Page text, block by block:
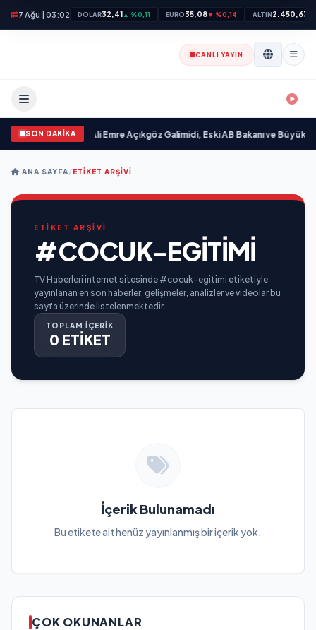
7 Ağu | 03:02 DOLAR32,41▲ %0,11 EURO35,08▼ %0,14 ALTIN2.450,63
CANLI YAYIN
SON DAKİKA
“ yayımlandı• Ali Emre Açıkgöz Galimidi, Eski AB Bakanı ve Büyükelçi
ANA SAYFA/ETIKET ARŞIVI
ETİKET ARŞİVİ
#COCUK-EGITIMI
TV Haberleri internet sitesinde #cocuk-egitimi etiketiyle
yayınlanan en son haberler, gelişmeler, analizler ve videolar bu
sayfa üzerinde listelenmektedir.
TOPLAM İÇERİK
0 ETİKET
İçerik Bulunamadı
Bu etikete ait henüz yayınlanmış bir içerik yok.
ÇOK OKUNANLAR